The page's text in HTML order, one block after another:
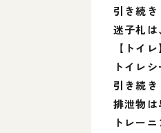
引き続き
迷子札
【トイレ
トイレ
引き続き
排泄物は
トレー